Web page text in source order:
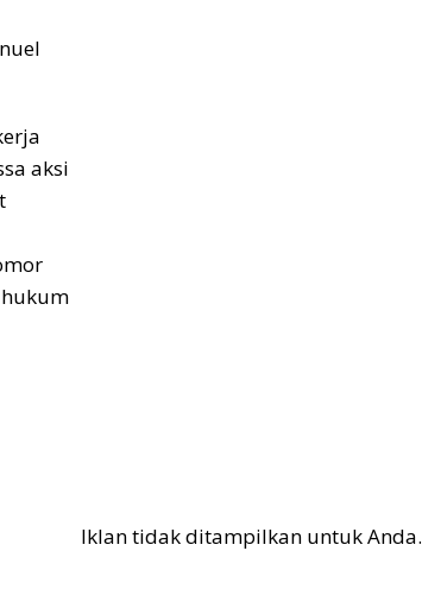
Iklan tidak ditampilkan untuk Anda.
aksi